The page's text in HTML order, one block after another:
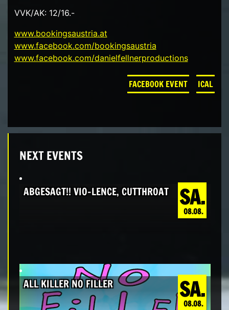
VVK/AK: 12/16.-
www.bookingsaustria.at
www.facebook.com/bookingsaustria
www.facebook.com/danielfellnerproductions
FACEBOOK EVENT ICAL
NEXT EVENTS
SA.
08.08.
ABGESAGT!! VIO-LENCE, CUTTHROAT
SA.
08.08.
ALL KILLER NO FILLER